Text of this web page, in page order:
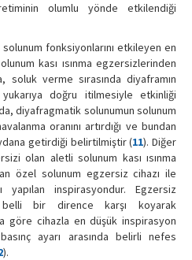
olumlu yönde etkilendiği
fonksiyonlarını etkileyen en
kası ısınma egzersizlerinden
soluk verme sırasında diyaframın
doğru itilmesiyle etkinliği
diyafragmatik solunumun solunum
oranını artırdığı ve bundan
getirdiği belirtilmiştir (11). Diğer
olan aletli solunum kası ısınma
özel solunum egzersiz cihazı ile
inspirasyondur. Egzersiz
belli bir dirence karşı koyarak
göre cihazla en düşük inspirasyon
ayarı arasında belirli nefes
).